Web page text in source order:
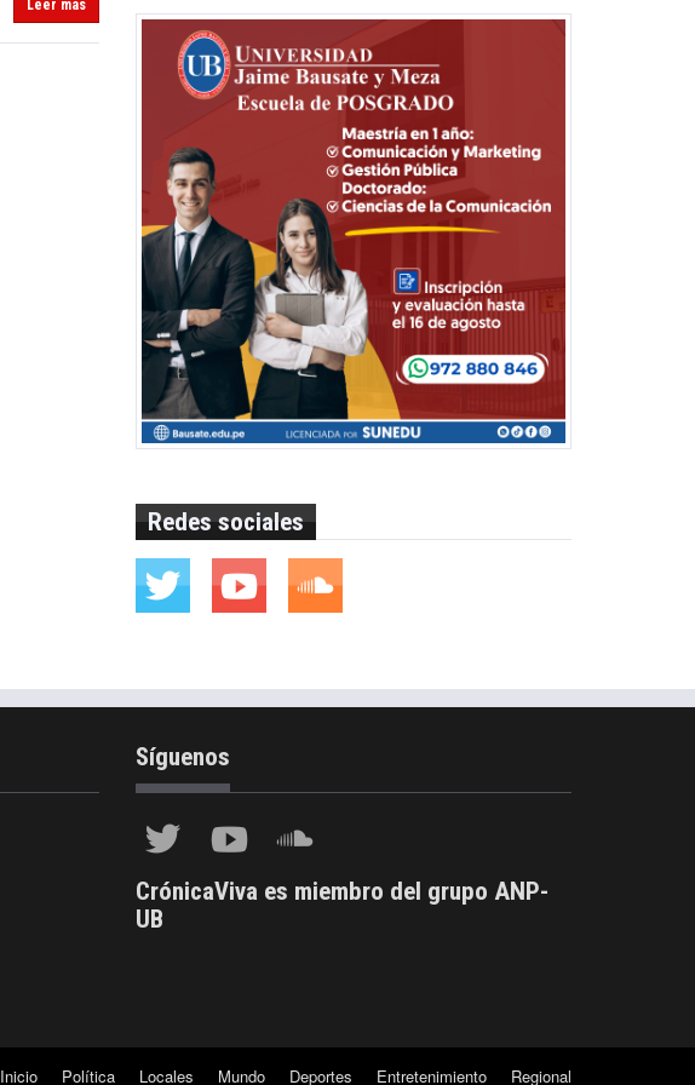
Leer más
Redes sociales
Síguenos
CrónicaViva es miembro del grupo ANP-
UB
Inicio Política Locales Mundo Deportes Entretenimiento Regional